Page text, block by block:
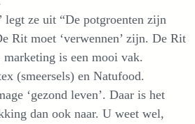
legt ze uit “De potgroenten zijn
Rit moet ‘verwennen’ zijn. De Rit
marketing is een mooi vak.
(smeersels) en Natufood.
‘gezond leven’. Daar is het
dan ook naar. U weet wel,